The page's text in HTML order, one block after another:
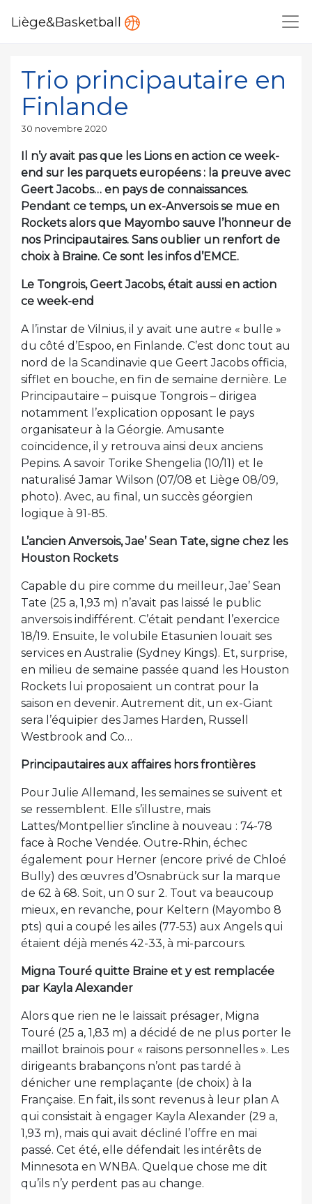
Liège&Basketball
Trio principautaire en
Finlande
Publié
30 novembre 2020
Il n’y avait pas que les Lions en action ce week-
end sur les parquets européens : la preuve avec
Geert Jacobs… en pays de connaissances.
Pendant ce temps, un ex-Anversois se mue en
Rockets alors que Mayombo sauve l’honneur de
nos Principautaires. Sans oublier un renfort de
choix à Braine. Ce sont les infos d’EMCE.
Le Tongrois, Geert Jacobs, était aussi en action
ce week-end
A l’instar de Vilnius, il y avait une autre « bulle »
du côté d’Espoo, en Finlande. C’est donc tout au
nord de la Scandinavie que Geert Jacobs officia,
sifflet en bouche, en fin de semaine dernière. Le
Principautaire – puisque Tongrois – dirigea
notamment l’explication opposant le pays
organisateur à la Géorgie. Amusante
coïncidence, il y retrouva ainsi deux anciens
Pepins. A savoir Torike Shengelia (10/11) et le
naturalisé Jamar Wilson (07/08 et Liège 08/09,
photo). Avec, au final, un succès géorgien
logique à 91-85.
L’ancien Anversois, Jae’ Sean Tate, signe chez les
Houston Rockets
Capable du pire comme du meilleur, Jae’ Sean
Tate (25 a, 1,93 m) n’avait pas laissé le public
anversois indifférent. C’était pendant l’exercice
18/19. Ensuite, le volubile Etasunien louait ses
services en Australie (Sydney Kings). Et, surprise,
en milieu de semaine passée quand les Houston
Rockets lui proposaient un contrat pour la
saison en devenir. Autrement dit, un ex-Giant
sera l’équipier des James Harden, Russell
Westbrook and Co…
Principautaires aux affaires hors frontières
Pour Julie Allemand, les semaines se suivent et
se ressemblent. Elle s’illustre, mais
Lattes/Montpellier s’incline à nouveau : 74-78
face à Roche Vendée. Outre-Rhin, échec
également pour Herner (encore privé de Chloé
Bully) des œuvres d’Osnabrück sur la marque
de 62 à 68. Soit, un 0 sur 2. Tout va beaucoup
mieux, en revanche, pour Keltern (Mayombo 8
pts) qui a coupé les ailes (77-53) aux Angels qui
étaient déjà menés 42-33, à mi-parcours.
Migna Touré quitte Braine et y est remplacée
par Kayla Alexander
Alors que rien ne le laissait présager, Migna
Touré (25 a, 1,83 m) a décidé de ne plus porter le
maillot brainois pour « raisons personnelles ». Les
dirigeants brabançons n’ont pas tardé à
dénicher une remplaçante (de choix) à la
Française. En fait, ils sont revenus à leur plan A
qui consistait à engager Kayla Alexander (29 a,
1,93 m), mais qui avait décliné l’offre en mai
passé. Cet été, elle défendait les intérêts de
Minnesota en WNBA. Quelque chose me dit
qu’ils n’y perdent pas au change.